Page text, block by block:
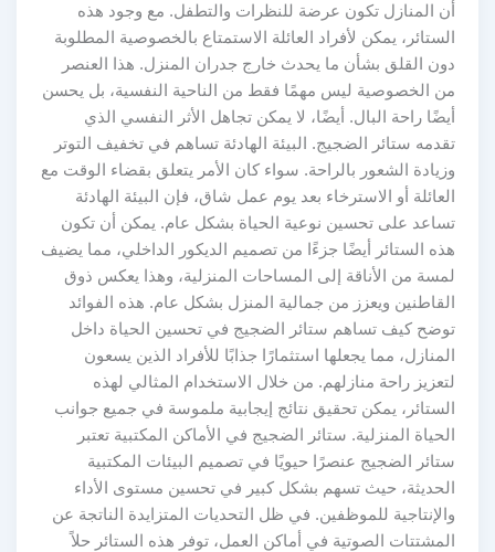
أن المنازل تكون عرضة للنظرات والتطفل. مع وجود هذه
الستائر، يمكن لأفراد العائلة الاستمتاع بالخصوصية المطلوبة
دون القلق بشأن ما يحدث خارج جدران المنزل. هذا العنصر
من الخصوصية ليس مهمًا فقط من الناحية النفسية، بل يحسن
أيضًا راحة البال. أيضًا، لا يمكن تجاهل الأثر النفسي الذي
تقدمه ستائر الضجيج. البيئة الهادئة تساهم في تخفيف التوتر
وزيادة الشعور بالراحة. سواء كان الأمر يتعلق بقضاء الوقت مع
العائلة أو الاسترخاء بعد يوم عمل شاق، فإن البيئة الهادئة
تساعد على تحسين نوعية الحياة بشكل عام. يمكن أن تكون
هذه الستائر أيضًا جزءًا من تصميم الديكور الداخلي، مما يضيف
لمسة من الأناقة إلى المساحات المنزلية، وهذا يعكس ذوق
القاطنين ويعزز من جمالية المنزل بشكل عام. هذه الفوائد
توضح كيف تساهم ستائر الضجيج في تحسين الحياة داخل
المنازل، مما يجعلها استثمارًا جذابًا للأفراد الذين يسعون
لتعزيز راحة منازلهم. من خلال الاستخدام المثالي لهذه
الستائر، يمكن تحقيق نتائج إيجابية ملموسة في جميع جوانب
الحياة المنزلية. ستائر الضجيج في الأماكن المكتبية تعتبر
ستائر الضجيج عنصرًا حيويًا في تصميم البيئات المكتبية
الحديثة، حيث تسهم بشكل كبير في تحسين مستوى الأداء
والإنتاجية للموظفين. في ظل التحديات المتزايدة الناتجة عن
المشتتات الصوتية في أماكن العمل، توفر هذه الستائر حلاً